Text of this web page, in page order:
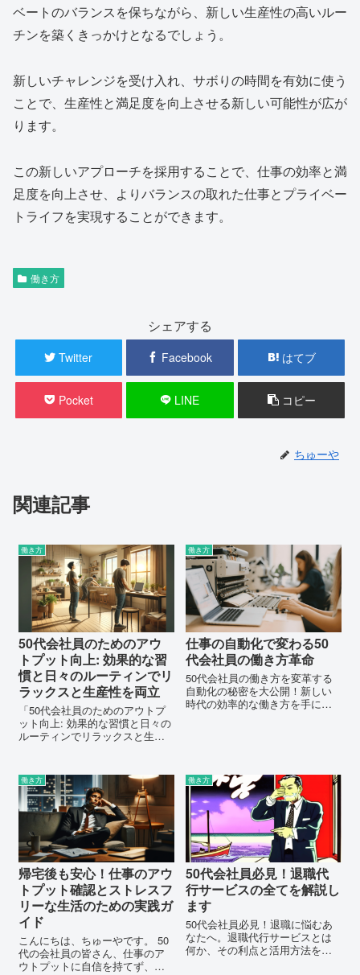
ベートのバランスを保ちながら、新しい生産性の高いルー
チンを築くきっかけとなるでしょう。
新しいチャレンジを受け入れ、サボりの時間を有効に使う
ことで、生産性と満足度を向上させる新しい可能性が広が
ります。
この新しいアプローチを採用することで、仕事の効率と満
足度を向上させ、よりバランスの取れた仕事とプライベー
トライフを実現することができます。
働き方
シェアする
Twitter Facebook はてブ
Pocket LINE コピー
ちゅーや
関連記事
働き方
50代会社員のためのアウ
トプット向上: 効果的な習
慣と日々のルーティンでリ
ラックスと生産性を両立
「50代会社員のためのアウトプ
ット向上: 効果的な習慣と日々の
ルーティンでリラックスと生産
忙しい50代の会社員がストレス
を管理し、生産性を高める手助
けをします。朝のルーチン、リ
ラックス技術、趣味の時間な
ど、充実した日々を送るための
ヒントを提供します。
働き方
仕事の自動化で変わる50
代会社員の働き方革命
50代会社員の働き方を変革する
自動化の秘密を大公開！新しい
時代の効率的な働き方を手に入
働き方
帰宅後も安心！仕事のアウ
トプット確認とストレスフ
リーな生活のための実践ガ
イド
こんにちは、ちゅーやです。 50
代の会社員の皆さん、仕事のア
ウトプットに自信を持てず、帰
働き方
50代会社員必見！退職代
行サービスの全てを解説し
ます
50代会社員必見！退職に悩むあ
なたへ。退職代行サービスとは
何か、その利点と活用方法を詳